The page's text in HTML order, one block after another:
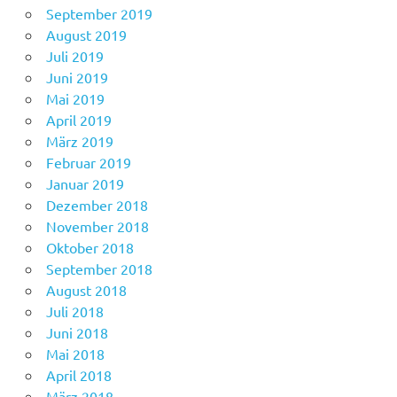
September 2019
August 2019
Juli 2019
Juni 2019
Mai 2019
April 2019
März 2019
Februar 2019
Januar 2019
Dezember 2018
November 2018
Oktober 2018
September 2018
August 2018
Juli 2018
Juni 2018
Mai 2018
April 2018